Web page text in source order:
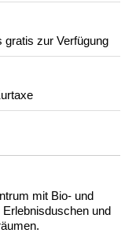
gratis zur Verfügung
mit Bio- und
und